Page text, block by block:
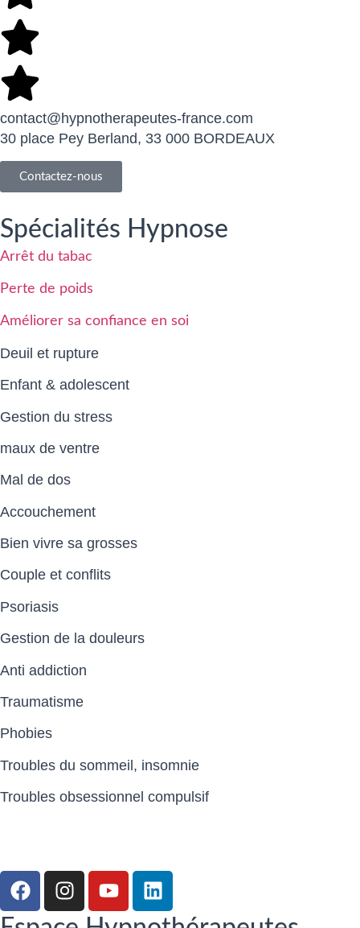
contact@hypnotherapeutes-france.com
30 place Pey Berland, 33 000 BORDEAUX
Contactez-nous
Spécialités Hypnose
Arrêt du tabac
Perte de poids
Améliorer sa confiance en soi
Deuil et rupture
Enfant & adolescent
Gestion du stress
maux de ventre
Mal de dos
Accouchement
Bien vivre sa grosses
Couple et conflits
Psoriasis
Gestion de la douleurs
Anti addiction
Traumatisme
Phobies
Troubles du sommeil, insomnie
Troubles obsessionnel compulsif